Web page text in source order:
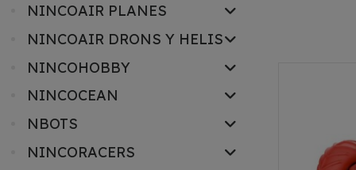
NINCOAIR PLANES
NINCOAIR DRONS Y HELIS
NINCOHOBBY
NINCOCEAN
NBOTS
NINCORACERS